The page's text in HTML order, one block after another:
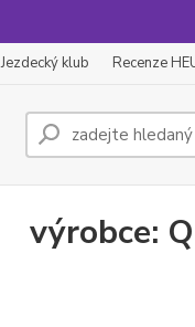
Jezdecký klub Recenze
výrobce: